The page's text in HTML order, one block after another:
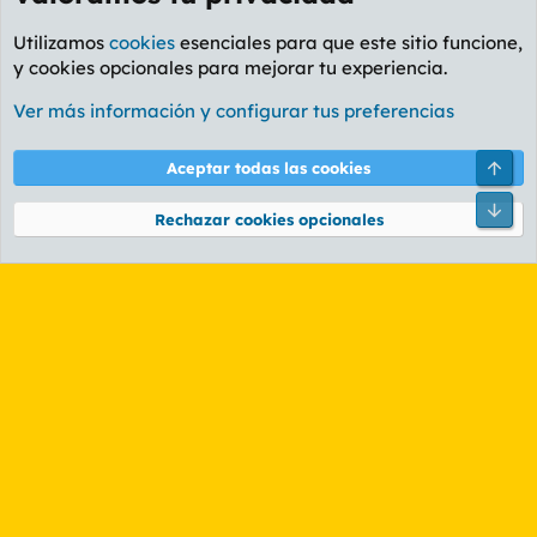
Foro General
Cookies
PL OLDSTYLE AMARILLO
Términos y reglas Política de privacidad Ayuda
Community platform by XenForo® © 2010-2026 XenForo Ltd.
Utilizamos cookies esenciales para que este sitio funcione,
y cookies opcionales para mejorar tu experiencia.
Ver más información y configurar tus preferencias
Aceptar todas las cookies
Rechazar cookies opcionales
Pie